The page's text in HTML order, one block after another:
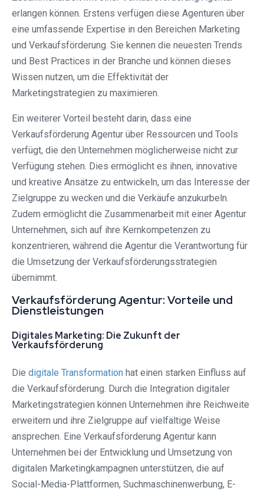
erlangen können. Erstens verfügen diese Agenturen über
eine umfassende Expertise in den Bereichen Marketing
und Verkaufsförderung. Sie kennen die neuesten Trends
und Best Practices in der Branche und können dieses
Wissen nutzen, um die Effektivität der
Marketingstrategien zu maximieren.
Ein weiterer Vorteil besteht darin, dass eine
Verkaufsförderung Agentur über Ressourcen und Tools
verfügt, die den Unternehmen möglicherweise nicht zur
Verfügung stehen. Dies ermöglicht es ihnen, innovative
und kreative Ansätze zu entwickeln, um das Interesse der
Zielgruppe zu wecken und die Verkäufe anzukurbeln.
Zudem ermöglicht die Zusammenarbeit mit einer Agentur
Unternehmen, sich auf ihre Kernkompetenzen zu
konzentrieren, während die Agentur die Verantwortung für
die Umsetzung der Verkaufsförderungsstrategien
übernimmt.
Verkaufsförderung Agentur: Vorteile und
Dienstleistungen
Digitales Marketing: Die Zukunft der
Verkaufsförderung
Die digitale Transformation hat einen starken Einfluss auf
die Verkaufsförderung. Durch die Integration digitaler
Marketingstrategien können Unternehmen ihre Reichweite
erweitern und ihre Zielgruppe auf vielfältige Weise
ansprechen. Eine Verkaufsförderung Agentur kann
Unternehmen bei der Entwicklung und Umsetzung von
digitalen Marketingkampagnen unterstützen, die auf
Social-Media-Plattformen, Suchmaschinenwerbung, E-